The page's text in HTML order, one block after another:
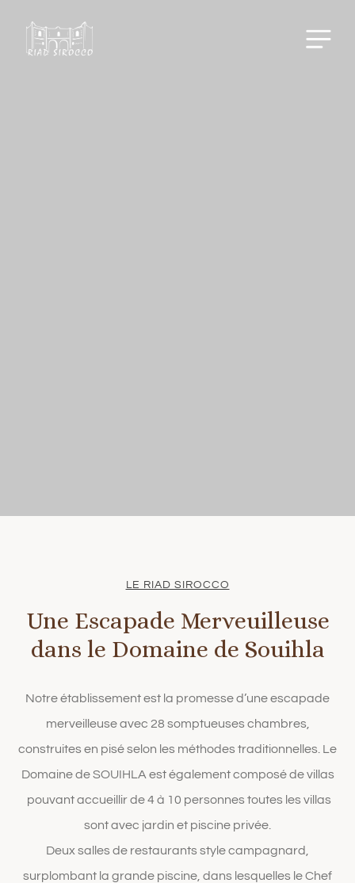
LE RIAD SIROCCO
Une Escapade Merveuilleuse
dans le Domaine de Souihla
Notre établissement est la promesse d’une escapade
merveilleuse avec 28 somptueuses chambres,
construites en pisé selon les méthodes traditionnelles. Le
Domaine de SOUIHLA est également composé de villas
pouvant accueillir de 4 à 10 personnes toutes les villas
sont avec jardin et piscine privée.
Deux salles de restaurants style campagnard,
surplombant la grande piscine, dans lesquelles le Chef